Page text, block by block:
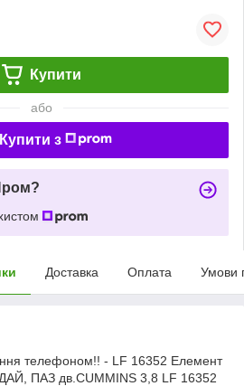
Купити
або
Купити з
Доставка Оплата Умови
телефоном!! - LF 16352 Елемент
ПАЗ дв.CUMMINS 3,8 LF 16352